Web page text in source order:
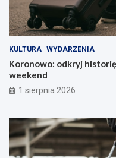
KULTURA WYDARZENIA
Koronowo: odkryj
weekend
1 sierpnia 2026